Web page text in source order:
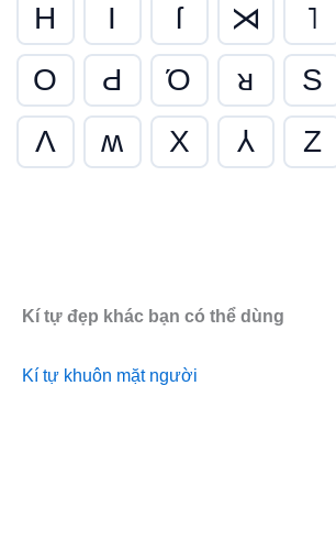
H
I ſ ⋊ ˥
O
Ԁ Ό ᴚ S
Λ
ʍ X ⅄ Z
Kí tự đẹp khác bạn có thể dùng
Kí tự khuôn mặt người